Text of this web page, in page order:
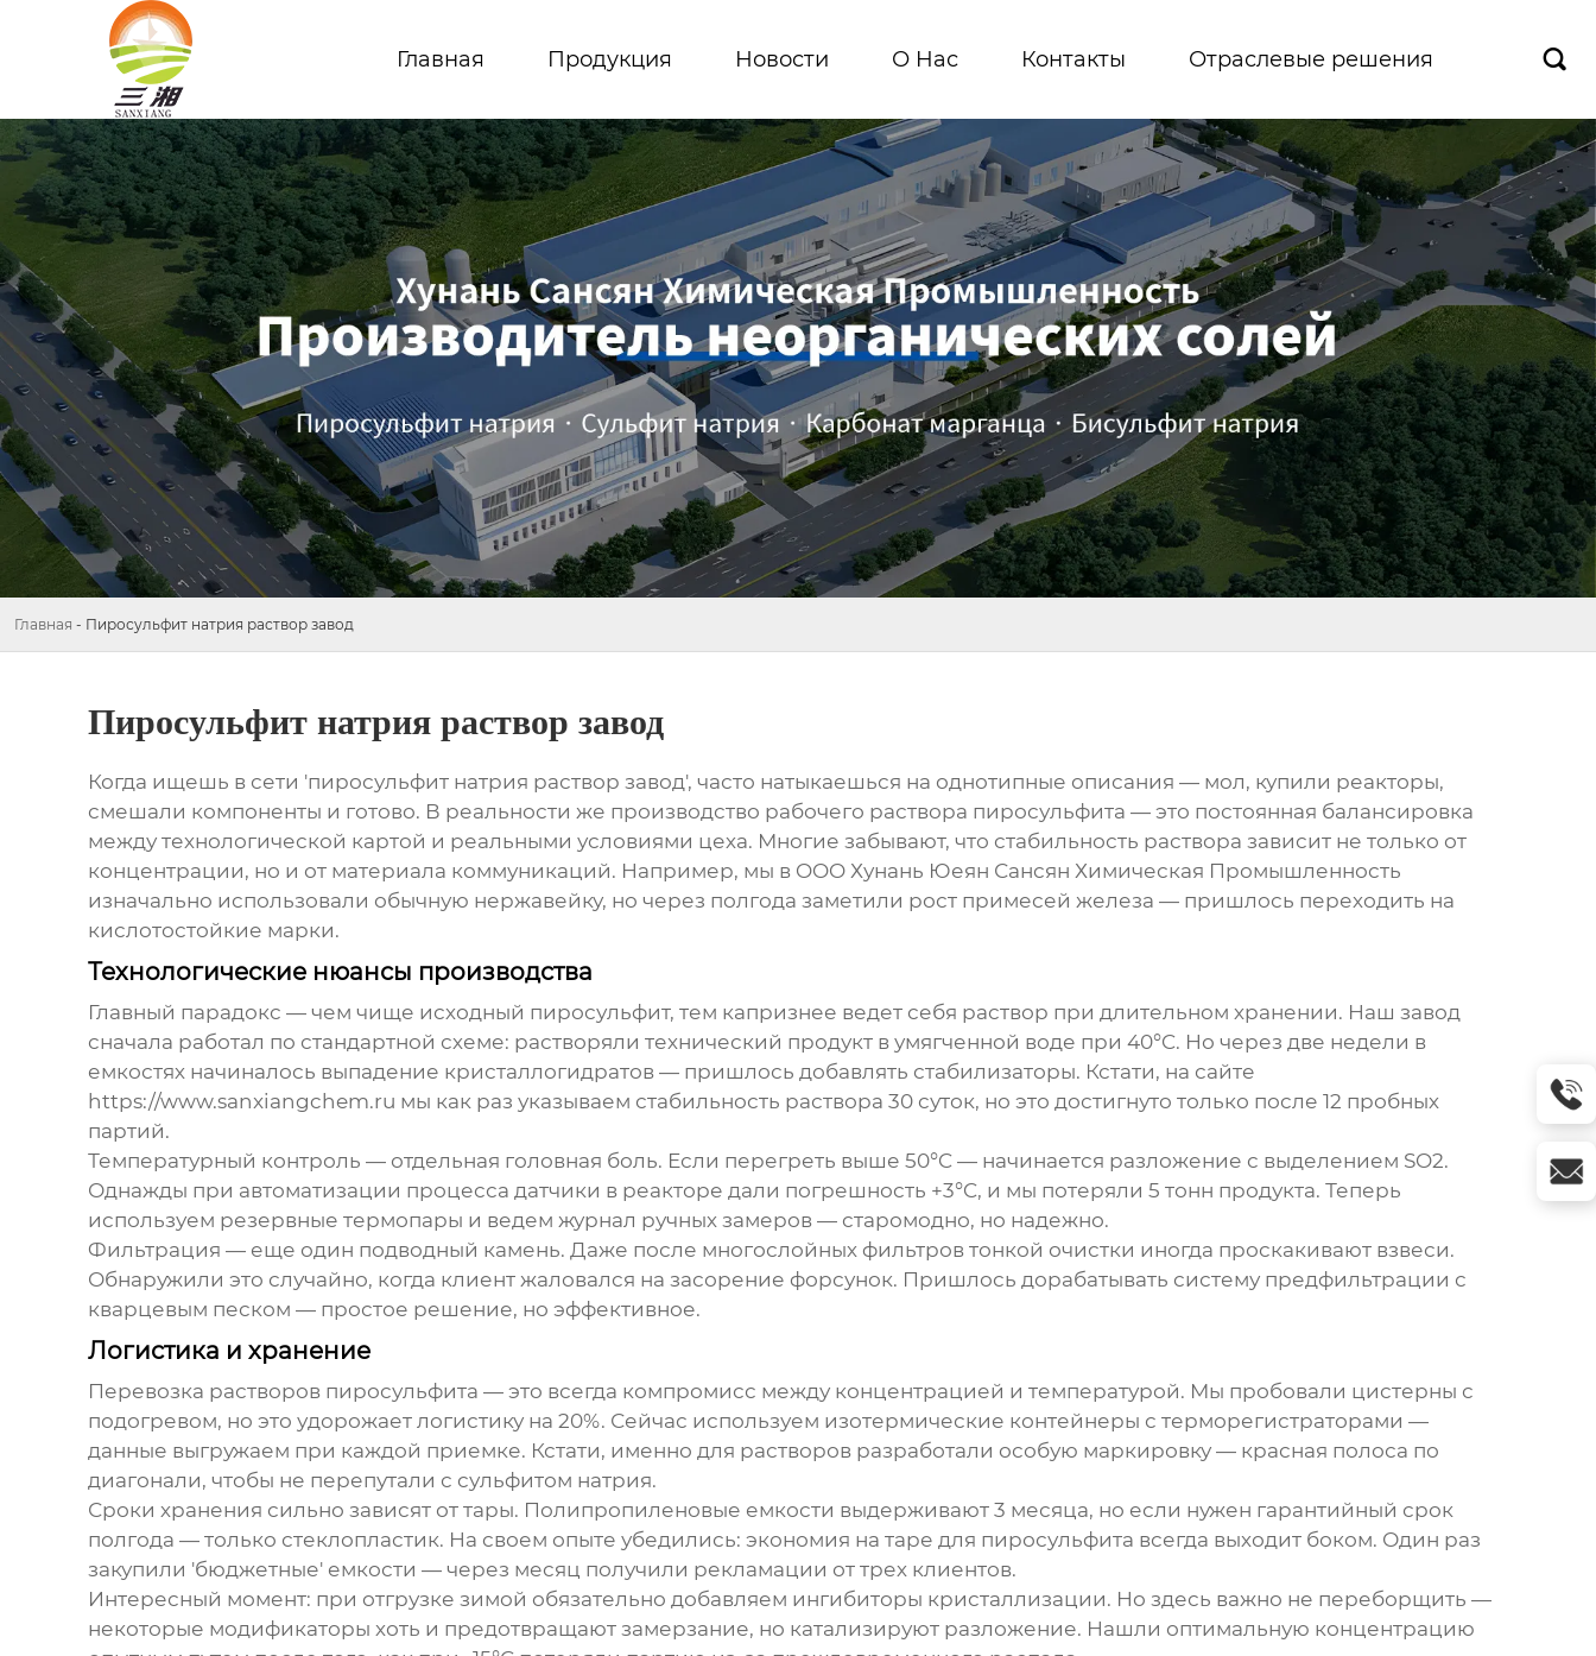
Главная Продукция Новости О Hас Контакты Отраслевые решения 
Главная - Пиросульфит натрия раствор завод
Пиросульфит натрия раствор завод
Когда ищешь в сети 'пиросульфит натрия раствор завод', часто натыкаешься на однотипные описания — мол, купили реакторы,
смешали компоненты и готово. В реальности же производство рабочего раствора пиросульфита — это постоянная балансировка
между технологической картой и реальными условиями цеха. Многие забывают, что стабильность раствора зависит не только от
концентрации, но и от материала коммуникаций. Например, мы в OOO Хунань Юеян Сансян Химическая Промышленность
изначально использовали обычную нержавейку, но через полгода заметили рост примесей железа — пришлось переходить на
кислотостойкие марки.
Технологические нюансы производства
Главный парадокс — чем чище исходный пиросульфит, тем капризнее ведет себя раствор при длительном хранении. Наш завод
сначала работал по стандартной схеме: растворяли технический продукт в умягченной воде при 40°C. Но через две недели в
емкостях начиналось выпадение кристаллогидратов — пришлось добавлять стабилизаторы. Кстати, на сайте
https://www.sanxiangchem.ru мы как раз указываем стабильность раствора 30 суток, но это достигнуто только после 12 пробных
партий.
Температурный контроль — отдельная головная боль. Если перегреть выше 50°C — начинается разложение с выделением SO2.
Однажды при автоматизации процесса датчики в реакторе дали погрешность +3°C, и мы потеряли 5 тонн продукта. Теперь
используем резервные термопары и ведем журнал ручных замеров — старомодно, но надежно.
Фильтрация — еще один подводный камень. Даже после многослойных фильтров тонкой очистки иногда проскакивают взвеси.
Обнаружили это случайно, когда клиент жаловался на засорение форсунок. Пришлось дорабатывать систему предфильтрации с
кварцевым песком — простое решение, но эффективное.
Логистика и хранение
Перевозка растворов пиросульфита — это всегда компромисс между концентрацией и температурой. Мы пробовали цистерны с
подогревом, но это удорожает логистику на 20%. Сейчас используем изотермические контейнеры с терморегистраторами —
данные выгружаем при каждой приемке. Кстати, именно для растворов разработали особую маркировку — красная полоса по
диагонали, чтобы не перепутали с сульфитом натрия.
Сроки хранения сильно зависят от тары. Полипропиленовые емкости выдерживают 3 месяца, но если нужен гарантийный срок
полгода — только стеклопластик. На своем опыте убедились: экономия на таре для пиросульфита всегда выходит боком. Один раз
закупили 'бюджетные' емкости — через месяц получили рекламации от трех клиентов.
Интересный момент: при отгрузке зимой обязательно добавляем ингибиторы кристаллизации. Но здесь важно не переборщить —
некоторые модификаторы хоть и предотвращают замерзание, но катализируют разложение. Нашли оптимальную концентрацию